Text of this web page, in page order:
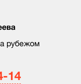
рубежом
14